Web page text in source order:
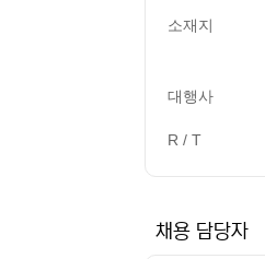
소재지
대행사
R / T
채용 담당자